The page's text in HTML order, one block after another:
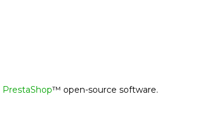
PrestaShop™ open-source software.